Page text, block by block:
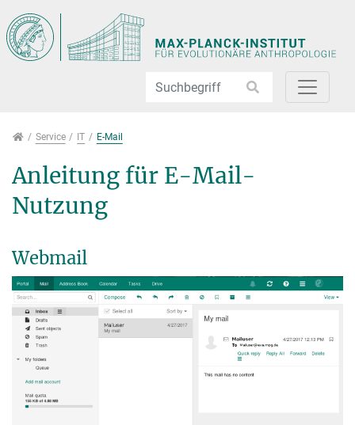
Service
Service IT E-Mail
Anleitung für E-Mail-
Nutzung
Webmail